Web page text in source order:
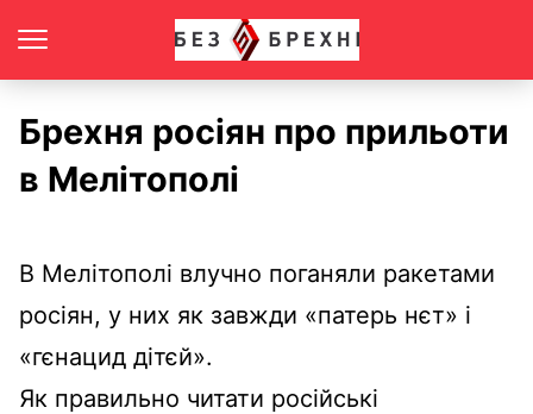
Брехня росіян про прильоти
в Мелітополі
В Мелітополі влучно поганяли ракетами
росіян, у них як завжди «патерь нєт» і
«гєнацид дітєй».
Як правильно читати російські